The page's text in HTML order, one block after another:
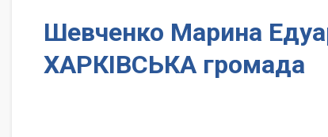
Шевченко Марина
ХАРКІВСЬКА громада